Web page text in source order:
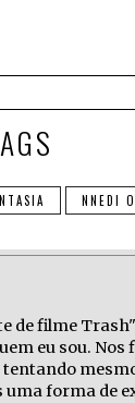
NNEDI
de filme
eu sou. Nos
mesmo
uma forma de